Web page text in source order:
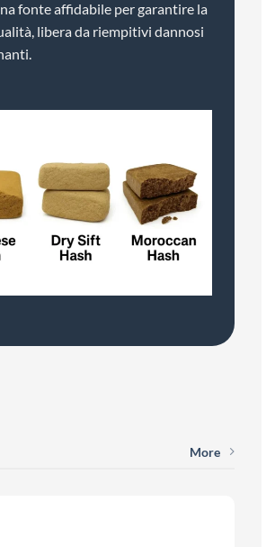
fonte affidabile per garantire la
libera da riempitivi dannosi
More